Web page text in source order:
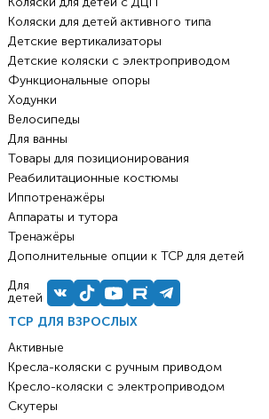
ТСР ДЛЯ ВЗРОСЛЫХ
Активные
Кресла-коляски с ручным приводом
Кресло-коляски с электроприводом
Скутеры
Коляски для детей активного типа
Детские вертикализаторы
Детские коляски с электроприводом
Функциональные опоры
Ходунки
Велосипеды
Для ванны
Товары для позиционирования
Реабилитационные костюмы
Иппотренажёры
Аппараты и тутора
Тренажёры
Дополнительные опции к ТСР для детей
Для
детей